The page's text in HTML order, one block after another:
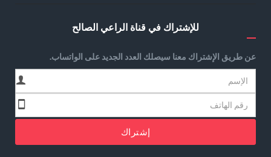
للإشتراك في قناة الراعي الصالح
عن طريق الإشتراك معنا سيصلك العدد الجديد على الواتساب.
إشتراك